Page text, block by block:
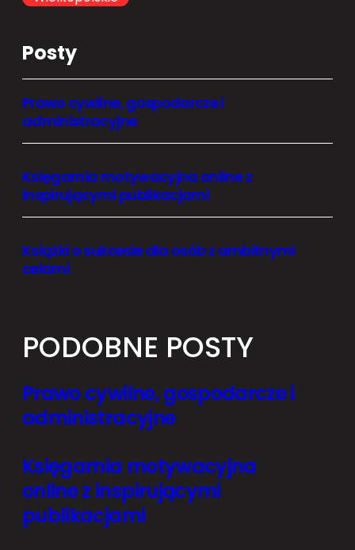
Posty
Prawo cywilne, gospodarcze i
administracyjne
Księgarnia motywacyjna online z
inspirującymi publikacjami
Książki o sukcesie dla osób z ambitnymi
celami
PODOBNE POSTY
Prawo cywilne, gospodarcze i
administracyjne
Księgarnia motywacyjna
online z inspirującymi
publikacjami